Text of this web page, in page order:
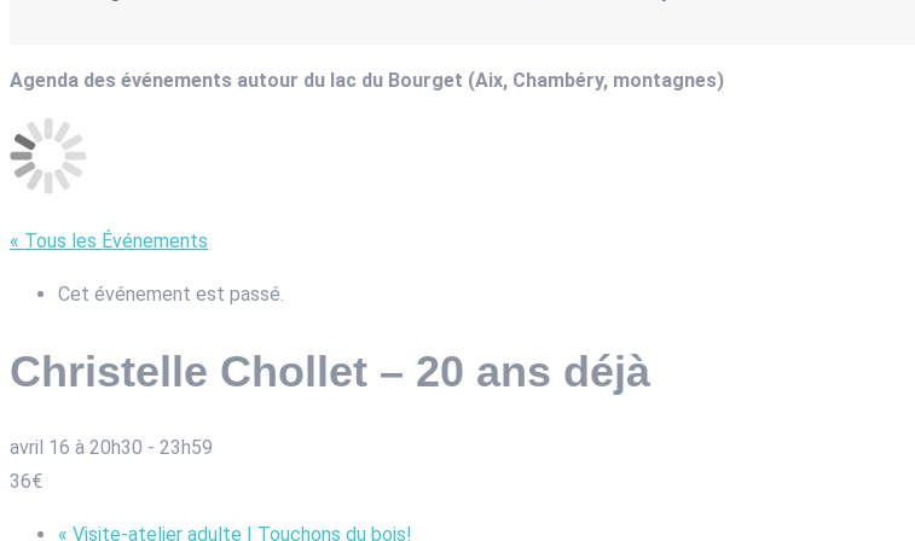
Agenda des événements autour du lac du Bourget (Aix, Chambéry, montagnes)
« Tous les Événements
Cet événement est passé.
Christelle Chollet – 20 ans déjà
avril 16 à 20h30 - 23h59
36€
« Visite-atelier adulte I Touchons du bois!